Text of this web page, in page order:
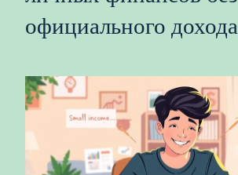
официального дохода